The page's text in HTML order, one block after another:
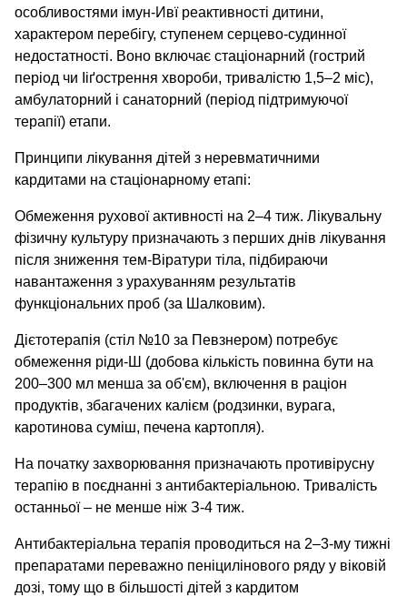
особливостями імун-Ивї реактивності дитини,
характером перебігу, ступенем серцево-судинної
недостатності. Воно включає стаціонарний (гострий
період чи Ііґострення хвороби, тривалістю 1,5–2 міс),
амбулаторний і санаторний (період підтримуючої
терапії) етапи.
Принципи лікування дітей з неревматичними
кардитами на стаціонарному етапі:
Обмеження рухової активності на 2–4 тиж. Лікувальну
фізичну культуру призначають з перших днів лікування
після зниження тем-Віратури тіла, підбираючи
навантаження з урахуванням результатів
функціональних проб (за Шалковим).
Дієтотерапія (стіл №10 за Певзнером) потребує
обмеження ріди-Ш (добова кількість повинна бути на
200–300 мл менша за об'єм), включення в раціон
продуктів, збагачених калієм (родзинки, вурага,
каротинова суміш, печена картопля).
На початку захворювання призначають противірусну
терапію в поєднанні з антибактеріальною. Тривалість
останньої – не менше ніж З-4 тиж.
Антибактеріальна терапія проводиться на 2–3-му тижні
препаратами переважно пеніцилінового ряду у віковій
дозі, тому що в більшості дітей з кардитом